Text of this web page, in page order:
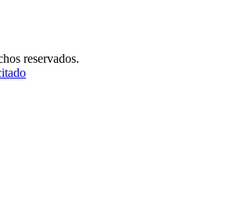
reservados.